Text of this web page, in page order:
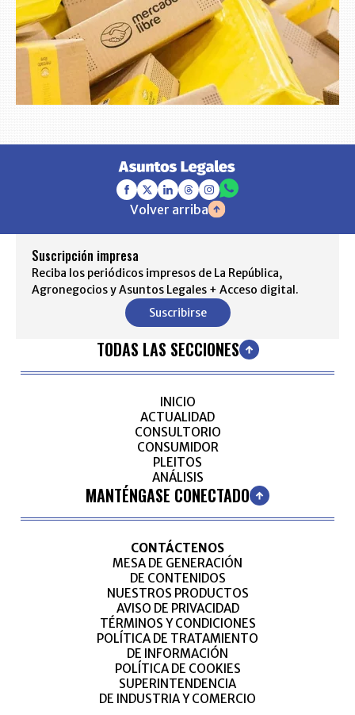
Volver arriba
Suscripción impresa
Reciba los periódicos impresos de La República,
Agronegocios y Asuntos Legales + Acceso digital.
Suscribirse
TODAS LAS SECCIONES
INICIO
ACTUALIDAD
CONSULTORIO
CONSUMIDOR
PLEITOS
ANÁLISIS
MANTÉNGASE CONECTADO
CONTÁCTENOS
MESA DE GENERACIÓN
DE CONTENIDOS
NUESTROS PRODUCTOS
AVISO DE PRIVACIDAD
TÉRMINOS Y CONDICIONES
POLÍTICA DE TRATAMIENTO
DE INFORMACIÓN
POLÍTICA DE COOKIES
SUPERINTENDENCIA
DE INDUSTRIA Y COMERCIO